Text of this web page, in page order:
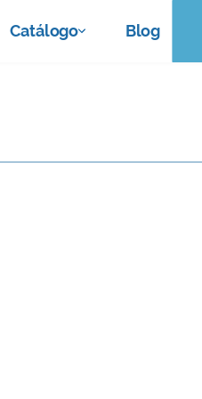
Catálogo Blog